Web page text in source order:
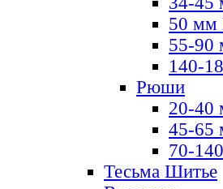
50 мм
55-90
140-
Рюши
20-
45-
70-
Тесьма Шитье